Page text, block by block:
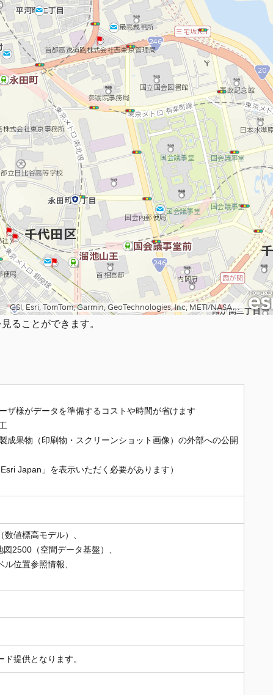
ることができます。
ザ様がデータを準備するコストや時間が省けます
成果物（印刷物・スクリーンショット画像）の外部への公開
Japan」を表示いただく必要があります）
値標高モデル）、
2500（空間データ基盤）、
位置参照情報、
提供となります。